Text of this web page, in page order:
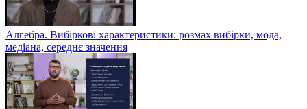
Алгебра. Вибіркові характеристики: розмах вибірки, мода,
медіана, середнє значення